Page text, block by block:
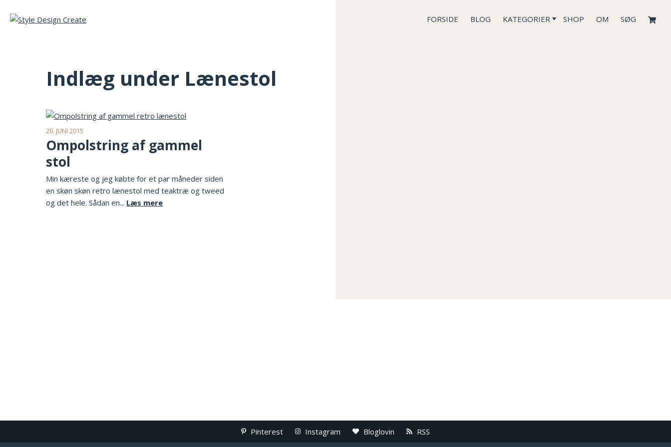
FORSIDE BLOG KATEGORIER SHOP OM SØG
Indlæg under Lænestol
20. JUNI 2015
Ompolstring af gammel
stol
Min kæreste og jeg købte for et par måneder siden
en skøn skøn retro lænestol med teaktræ og tweed
og det hele. Sådan en... Læs mere
Pinterest Instagram Bloglovin RSS